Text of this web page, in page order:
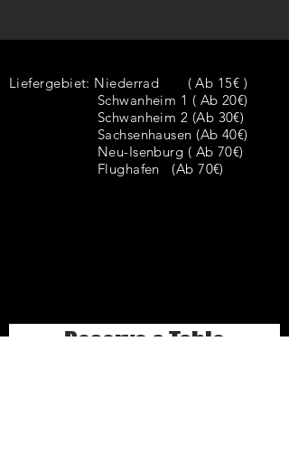
Liefergebiet: Niederrad ( Ab 15€ )
Schwanheim 1 ( Ab 20€)
Schwanheim 2 (Ab 30€)
Sachsenhausen (Ab 40€)
Neu-Isenburg ( Ab 70€)
Flughafen (Ab 70€)
Reserve a Table